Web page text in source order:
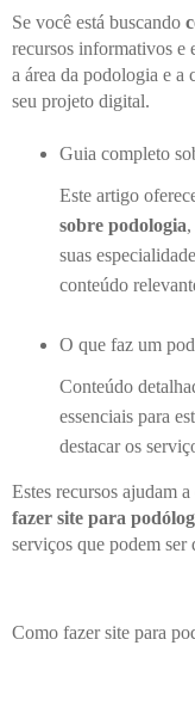
Se você está buscando
recursos informativos e
a área da podologia e a
seu projeto digital.
Guia completo
Este artigo
sobre podologia
suas
conteúdo
O que faz um
Conteúdo
essenciais para
destacar os
Estes recursos ajudam
fazer site para
serviços que podem ser
Como fazer site para